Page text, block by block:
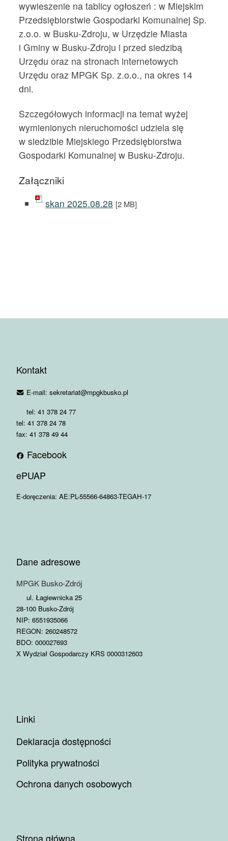
wywieszenie na tablicy ogłoszeń : w Miejskim
Przedsiębiorstwie Gospodarki Komunalnej Sp.
z.o.o. w Busku-Zdroju, w Urzędzie Miasta
i Gminy w Busku-Zdroju i przed siedzibą
Urzędu oraz na stronach internetowych
Urzędu oraz MPGK Sp. z.o.o., na okres 14
dni.
Szczegółowych informacji na temat wyżej
wymienionych nieruchomości udziela się
w siedzibie Miejskiego Przedsiębiorstwa
Gospodarki Komunalnej w Busku-Zdroju.
Załączniki
skan 2025.08.28 [2 MB]
Kontakt
E-mail: sekretariat@mpgkbusko.pl
tel: 41 378 24 77
tel: 41 378 24 78
fax: 41 378 49 44
Facebook
ePUAP
E-doręczenia: AE:PL-55566-64863-TEGAH-17
Dane adresowe
MPGK Busko-Zdrój
ul. Łagiewnicka 25
28-100 Busko-Zdrój
NIP: 6551935066
REGON: 260248572
BDO: 000027693
X Wydział Gospodarczy KRS 0000312603
Linki
Deklaracja dostępności
Polityka prywatności
Ochrona danych osobowych
Strona główna